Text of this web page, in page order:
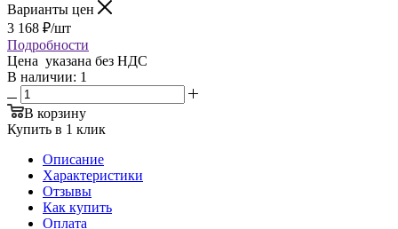
Варианты цен
3 168 ₽/шт
Подробности
Цена указана без НДС
В наличии: 1
В корзину
Купить в 1 клик
Описание
Характеристики
Отзывы
Как купить
Оплата